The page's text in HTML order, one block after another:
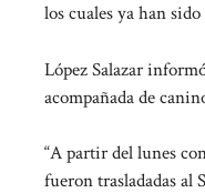
los cuales ya han
López Salazar
acompañada de
“A partir del lunes
fueron trasladadas al